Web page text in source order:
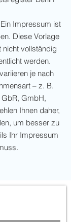
Impressum ist
Diese Vorlage
nicht vollständig
werden.
je nach
– z. B.
GbR, GmbH,
Ihnen daher,
um besser zu
Ihr Impressum